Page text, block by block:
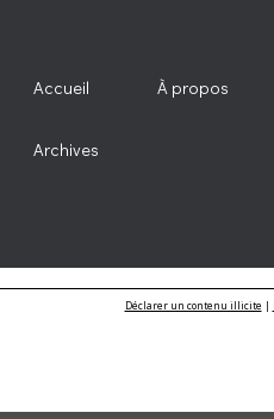
Accueil À propos
Archives
Déclarer un contenu illicite|